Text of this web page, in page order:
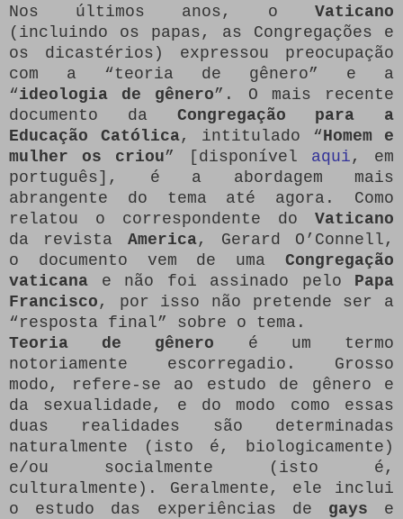
Nos últimos anos, o Vaticano
(incluindo os papas, as Congregações e
os dicastérios) expressou preocupação
com a “teoria de gênero” e a
“ideologia de gênero”. O mais recente
documento da Congregação para a
Educação Católica, intitulado “Homem e
mulher os criou” [disponível aqui , em
português], é a abordagem mais
abrangente do tema até agora. Como
relatou o correspondente do Vaticano
da revista America, Gerard O’Connell,
o documento vem de uma Congregação
vaticana e não foi assinado pelo Papa
Francisco , por isso não pretende ser a
“resposta final” sobre o tema.
Teoria de gênero é um termo
notoriamente escorregadio. Grosso
modo, refere-se ao estudo de gênero e
da sexualidade, e do modo como essas
duas realidades são determinadas
naturalmente (isto é, biologicamente)
e/ou socialmente (isto é,
culturalmente). Geralmente, ele inclui
o estudo das experiências de gays e